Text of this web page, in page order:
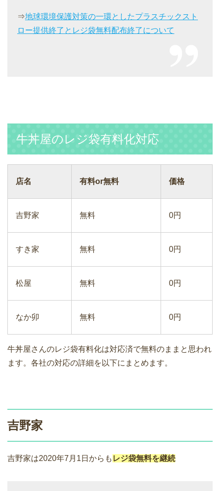
⇒地球環境保護対策の一環としたプラスチックスト
ロー提供終了とレジ袋無料配布終了について
牛丼屋のレジ袋有料化対応
店名 有料or無料 価格
吉野家 無料 0円
すき家 無料 0円
松屋 無料 0円
なか卯 無料 0円
牛丼屋さんのレジ袋有料化は対応済で無料のままと思われ
ます。各社の対応の詳細を以下にまとめます。
吉野家
吉野家は2020年7月1日からも レジ袋無料を継続